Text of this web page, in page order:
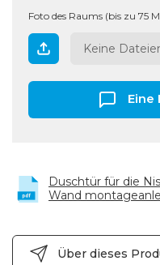
Foto des Raums (bis zu 75
Keine
Eine
Duschtür für die
Wand
Über dieses